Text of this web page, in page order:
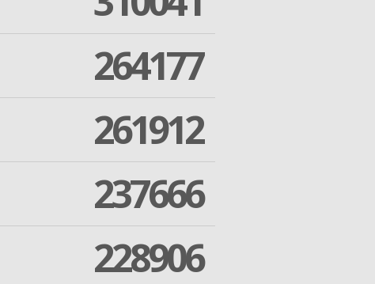
264177
261912
237666
228906